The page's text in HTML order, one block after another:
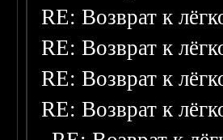
RE: Возврат к
RE: Возврат к
RE: Возврат к
RE: Возврат к